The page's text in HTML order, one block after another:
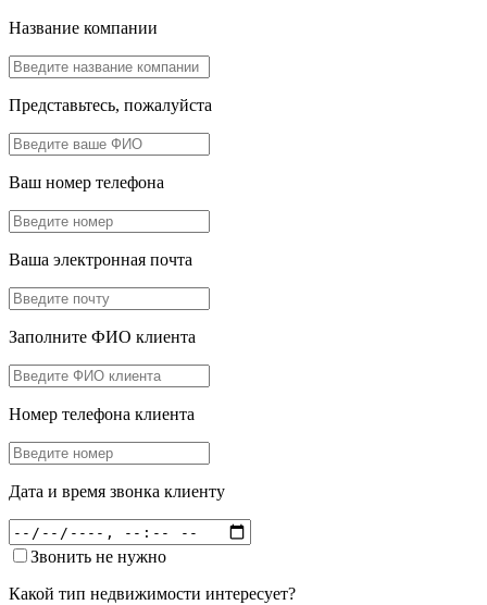
Название компании
Представьтесь, пожалуйста
Ваш номер телефона
Ваша электронная почта
Заполните ФИО клиента
Номер телефона клиента
Дата и время звонка клиенту
Звонить не нужно
Какой тип недвижимости интересует?